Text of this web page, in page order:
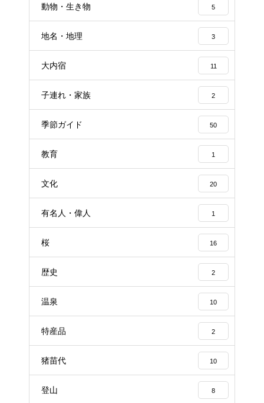
動物・生き物 5
地名・地理 3
大内宿 11
子連れ・家族 2
季節ガイド 50
教育 1
文化 20
有名人・偉人 1
桜 16
歴史 2
温泉 10
特産品 2
猪苗代 10
登山 8